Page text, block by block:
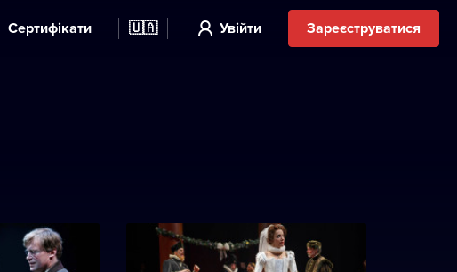
Cертифікати 🇺🇦 Увійти Зареєструватися